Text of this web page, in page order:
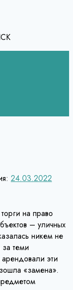
24.03.2022
на право
– уличных
никем не
за теми
эти
«замена».